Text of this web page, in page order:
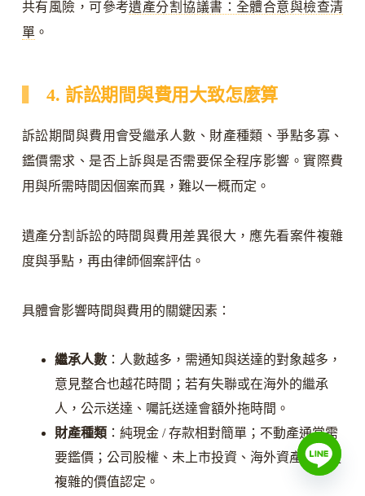
共有風險，可參考遺產分割協議書：全體合意與檢查清
單。
4. 訴訟期間與費用大致怎麼算
訴訟期間與費用會受繼承人數、財產種類、爭點多寡、
鑑價需求、是否上訴與是否需要保全程序影響。實際費
用與所需時間因個案而異，難以一概而定。
遺產分割訴訟的時間與費用差異很大，應先看案件複雜
度與爭點，再由律師個案評估。
具體會影響時間與費用的關鍵因素：
繼承人數：人數越多，需通知與送達的對象越多，
意見整合也越花時間；若有失聯或在海外的繼承
人，公示送達、囑託送達會額外拖時間。
財產種類：純現金 / 存款相對簡單；不動產通常需
要鑑價；公司股權、未上市投資、海外資產涉及更
複雜的價值認定。